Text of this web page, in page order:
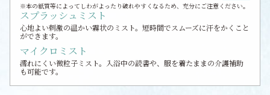
※本の紙質等によってしわがよったり破れやすくなるため、充分にご注意ください。
スプラッシュミスト
心地よい刺激の温かい霧状のミスト。短時間でスムーズに汗をかくこと
ができます。
マイクロミスト
濡れにくい微粒子ミスト。入浴中の読書や、服を着たままの介護補助
も可能です。